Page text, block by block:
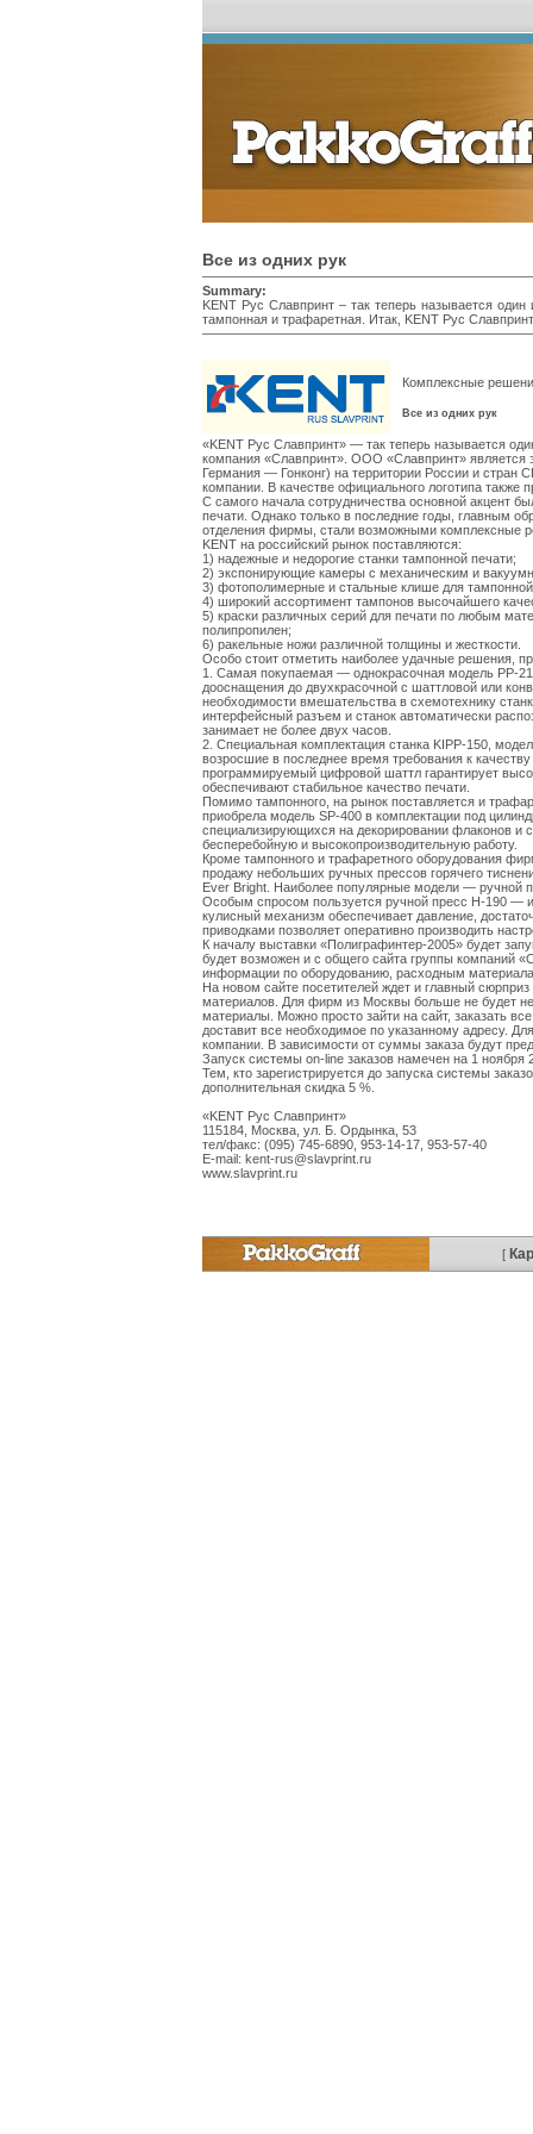
Все из одних рук
Summary:
KENT Рус Славпринт – так теперь называется
тампонная и трафаретная. Итак, KENT Рус
Комплексные
Все из одних рук
«KENT Рус Славпринт» — так теперь называется
компания «Славпринт». ООО «Славпринт»
Германия — Гонконг) на территории России и стран
компании. В качестве официального логотипа также
С самого начала сотрудничества основной акцент
печати. Однако только в последние годы, главным
отделения фирмы, стали возможными комплексные
KENT на российский рынок поставляются:
1) надежные и недорогие станки тампонной печати;
2) экспонирующие камеры с механическим и
3) фотополимерные и стальные клише для
4) широкий ассортимент тампонов высочайшего
5) краски различных серий для печати по любым
полипропилен;
6) ракельные ножи различной толщины и жесткости.
Особо стоит отметить наиболее удачные решения,
1. Самая покупаемая — однокрасочная модель PP-
дооснащения до двухкрасочной с шаттловой или
необходимости вмешательства в схемотехнику
интерфейсный разъем и станок автоматически
занимает не более двух часов.
2. Специальная комплектация станка KIPP-150,
возросшие в последнее время требования к
программируемый цифровой шаттл гарантирует
обеспечивают стабильное качество печати.
Помимо тампонного, на рынок поставляется и
приобрела модель SP-400 в комплектации под
специализирующихся на декорировании флаконов и
бесперебойную и высокопроизводительную работу.
Кроме тампонного и трафаретного оборудования
продажу небольших ручных прессов горячего
Ever Bright. Наиболее популярные модели — ручной
Особым спросом пользуется ручной пресс H-190 —
кулисный механизм обеспечивает давление,
приводками позволяет оперативно производить
К началу выставки «Полиграфинтер-2005» будет
будет возможен и с общего сайта группы компаний
информации по оборудованию, расходным
На новом сайте посетителей ждет и главный
материалов. Для фирм из Москвы больше не будет
материалы. Можно просто зайти на сайт, заказать
доставит все необходимое по указанному адресу.
компании. В зависимости от суммы заказа будут
Запуск системы on-line заказов намечен на 1 ноября
Тем, кто зарегистрируется до запуска системы
дополнительная скидка 5 %.
«KENT Рус Славпринт»
115184, Москва, ул. Б. Ордынка, 53
тел/факс: (095) 745-6890, 953-14-17, 953-57-40
E-mail: kent-rus@slavprint.ru
www.slavprint.ru
[